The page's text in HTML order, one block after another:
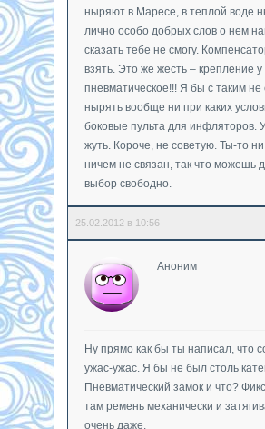
ныряют в Маресе, в теплой воде
лично особо добрых слов о нем
сказать тебе не смогу.
взять. Это же жесть – крепление
пневматическое!!! Я бы с таким не
нырять вообще ни при каких
боковые пульта для инфляторов.
жуть. Короче, не советую. Ты-то
ничем не связан, так что можешь
выбор свободно.
25.02.2012 в 10:56
Аноним
Ну прямо как бы ты написал, что
ужас-ужас. Я бы не был столь
Пневматический замок и что?
там ремень механически и
очень даже.